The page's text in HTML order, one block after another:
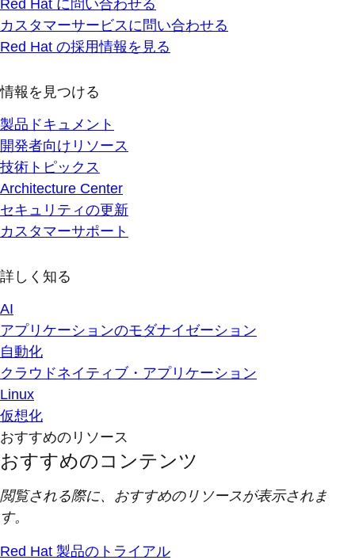
Red Hat に問い合わせる
カスタマーサービスに問い合わせる
Red Hat の採用情報を見る
情報を見つける
製品ドキュメント
開発者向けリソース
技術トピックス
Architecture Center
セキュリティの更新
カスタマーサポート
詳しく知る
AI
アプリケーションのモダナイゼーション
自動化
クラウドネイティブ・アプリケーション
Linux
仮想化
おすすめのリソース
おすすめのコンテンツ
閲覧される際に、おすすめのリソースが表示されま
す。
Red Hat 製品のトライアル